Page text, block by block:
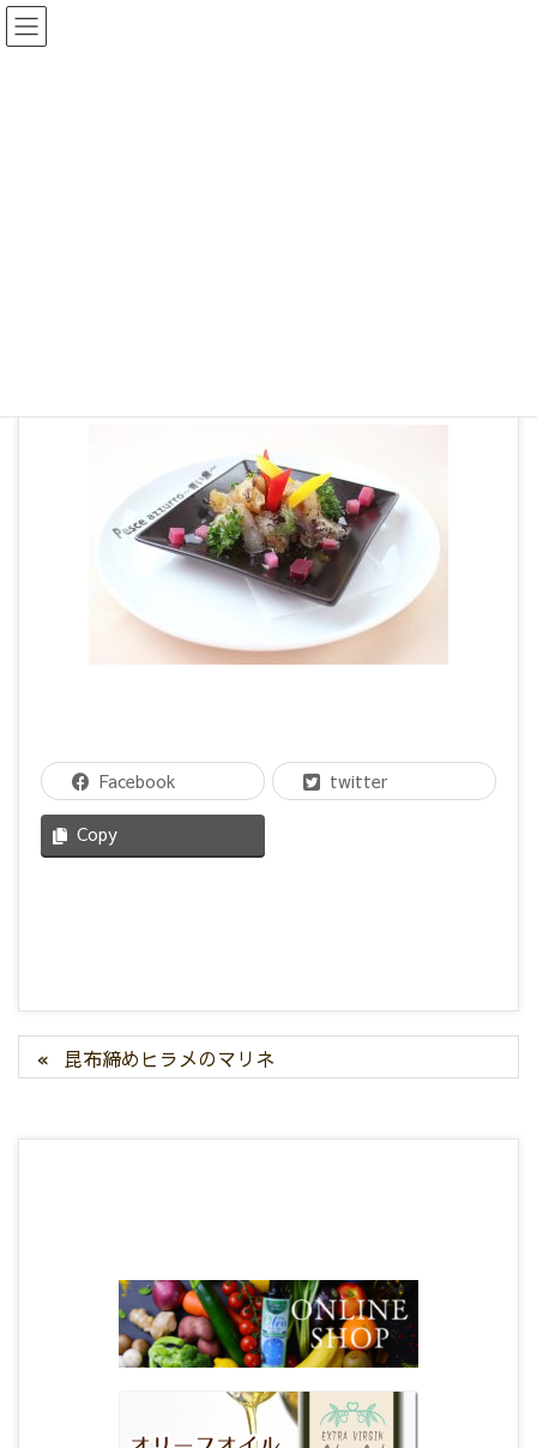
Facebook twitter
Copy
昆布締めヒラメのマリネ